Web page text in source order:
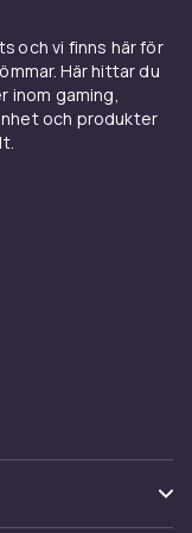
oss hittar
i allt från vitt
kulörer.
att göra
och vi finns här för
Här hittar du
inom gaming,
och produkter